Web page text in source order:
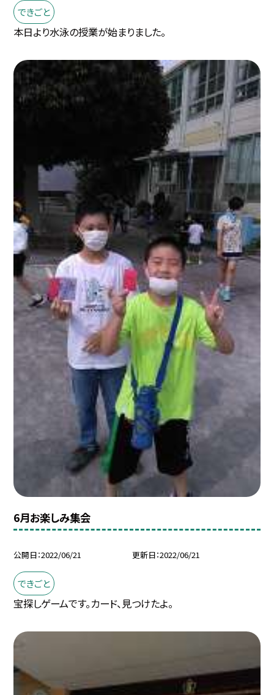
できごと
本日より水泳の授業が始まりました。
6月お楽しみ集会
公開日 2022/06/21 更新日 2022/06/21
できごと
宝探しゲームです。カード、見つけたよ。